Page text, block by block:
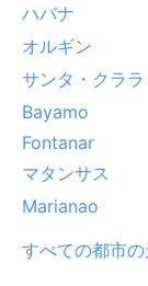
ハバナ
オルギン
サンタ・クララ
Bayamo
Fontanar
マタンサス
Marianao
すべての都市